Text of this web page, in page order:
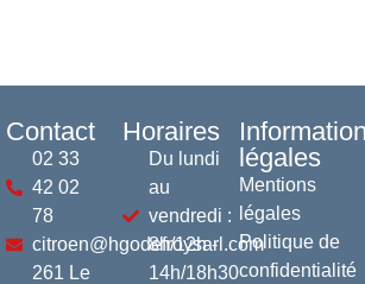
Contact
02 33
42 02
78
citroen@hgodefroysarl.com
261 Le
Horaires
Du lundi
au
vendredi :
8h/12h -
14h/18h30
légales
Mentions
légales
Politique de
confidentialité